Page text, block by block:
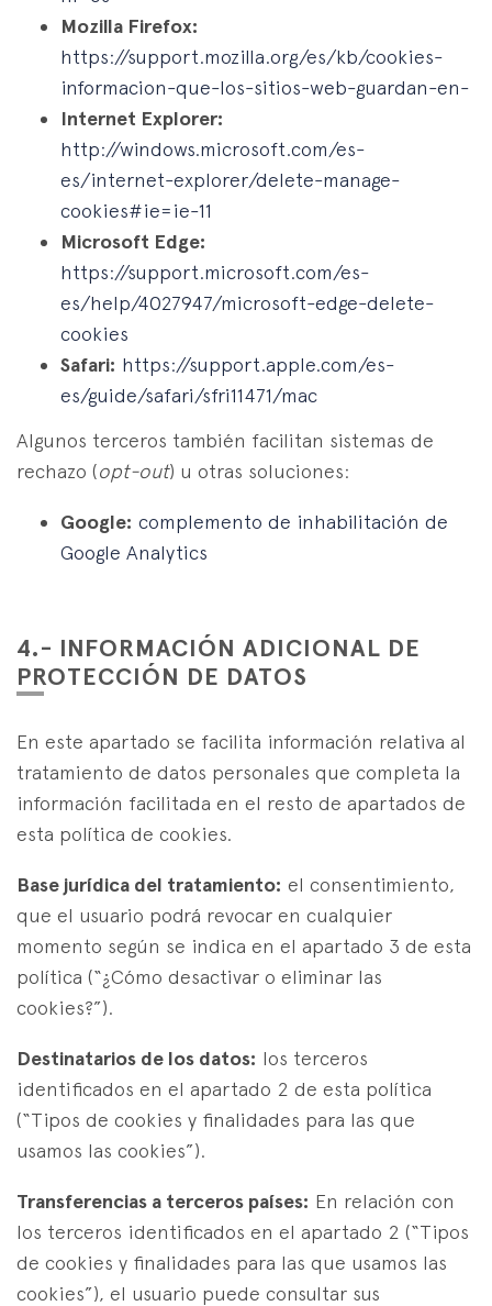
Mozilla Firefox:
https://support.mozilla.org/es/kb/cookies-
informacion-que-los-sitios-web-guardan-en-
Internet Explorer:
http://windows.microsoft.com/es-
es/internet-explorer/delete-manage-
cookies#ie=ie-11
Microsoft Edge:
https://support.microsoft.com/es-
es/help/4027947/microsoft-edge-delete-
cookies
Safari: https://support.apple.com/es-
es/guide/safari/sfri11471/mac
Algunos terceros también facilitan sistemas de
rechazo (opt-out) u otras soluciones:
Google: complemento de inhabilitación de
Google Analytics
4.- INFORMACIÓN ADICIONAL DE
PROTECCIÓN DE DATOS
En este apartado se facilita información relativa al
tratamiento de datos personales que completa la
información facilitada en el resto de apartados de
esta política de cookies.
Base jurídica del tratamiento: el consentimiento,
que el usuario podrá revocar en cualquier
momento según se indica en el apartado 3 de esta
política (“¿Cómo desactivar o eliminar las
cookies?”).
Destinatarios de los datos: los terceros
identificados en el apartado 2 de esta política
(“Tipos de cookies y finalidades para las que
usamos las cookies”).
Transferencias a terceros países: En relación con
los terceros identificados en el apartado 2 (“Tipos
de cookies y finalidades para las que usamos las
cookies”), el usuario puede consultar sus